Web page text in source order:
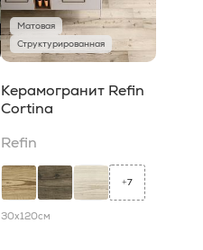
Матовая
Структурированная
Керамогранит Refin
Cortina
Refin
+7
30x120см